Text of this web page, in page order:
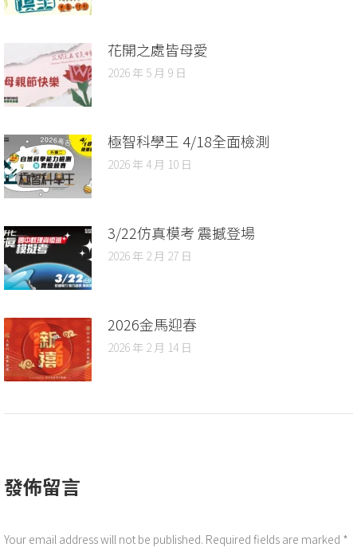
花開之處皆母愛
2026 年 5 月 9 日
極智科學王 4/18全面檢測
2026 年 4 月 10 日
3/22仿真模考 震撼登場
2026 年 2 月 27 日
2026金馬迎春
2026 年 2 月 14 日
發佈留言
Your email address will not be published. Required fields are marked *